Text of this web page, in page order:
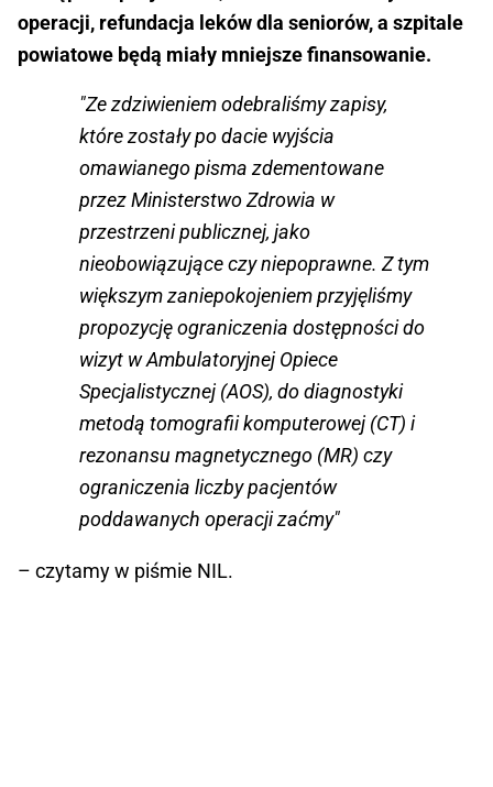
operacji, refundacja leków dla seniorów, a szpitale
powiatowe będą miały mniejsze finansowanie.
"Ze zdziwieniem odebraliśmy zapisy,
które zostały po dacie wyjścia
omawianego pisma zdementowane
przez Ministerstwo Zdrowia w
przestrzeni publicznej, jako
nieobowiązujące czy niepoprawne. Z tym
większym zaniepokojeniem przyjęliśmy
propozycję ograniczenia dostępności do
wizyt w Ambulatoryjnej Opiece
Specjalistycznej (AOS), do diagnostyki
metodą tomografii komputerowej (CT) i
rezonansu magnetycznego (MR) czy
ograniczenia liczby pacjentów
poddawanych operacji zaćmy"
– czytamy w piśmie NIL.